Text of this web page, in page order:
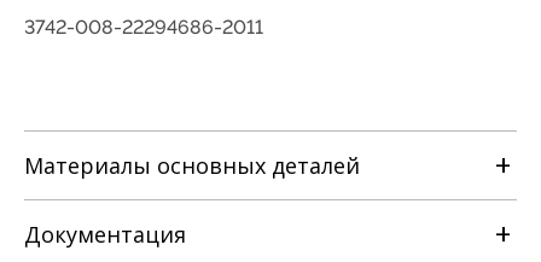
3742-008-22294686-2011
Материалы основных деталей
Наименование детали
Документация